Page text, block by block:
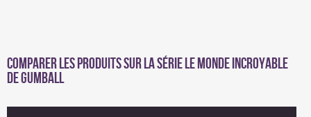
Comparer les produits sur la série Le Monde incroyable
de Gumball